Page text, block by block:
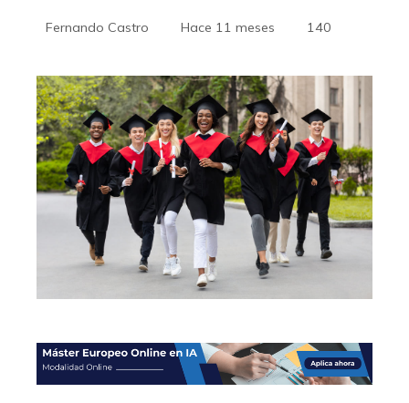
Fernando Castro Hace 11 meses 140